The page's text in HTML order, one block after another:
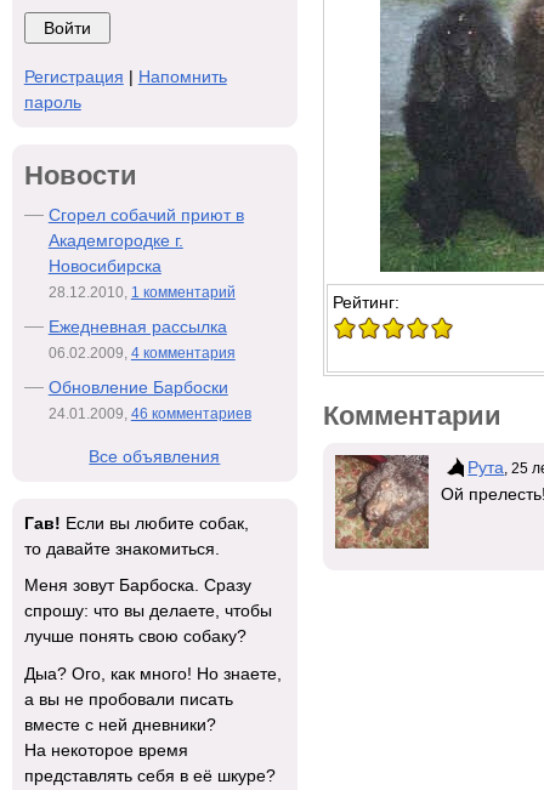
Рейтинг:
Комментарии
Рута , 25
Ой
Регистрация | Напомнить
пароль
Новости
Сгорел собачий приют в
Академгородке г.
Новосибирска
28.12.2010, 1 комментарий
Ежедневная рассылка
06.02.2009, 4 комментария
Обновление Барбоски
24.01.2009, 46 комментариев
Все объявления
Гав! Если вы любите собак,
то давайте знакомиться.
Меня зовут Барбоска. Сразу
спрошу: что вы делаете, чтобы
лучше понять свою собаку?
Дыа? Ого, как много! Но знаете,
а вы не пробовали писать
вместе с ней дневники?
На некоторое время
представлять себя в её шкуре?